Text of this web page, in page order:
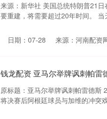
来源：新华社 美国总统特朗普21
要重建，将需要超过20年时间。
日期：07-28 来源：河南配资
钱龙配资 亚马尔举牌讽刺帕雷
原标题：亚马尔举牌讽刺帕雷德斯
将决赛后阿根廷球员与加维的冲突